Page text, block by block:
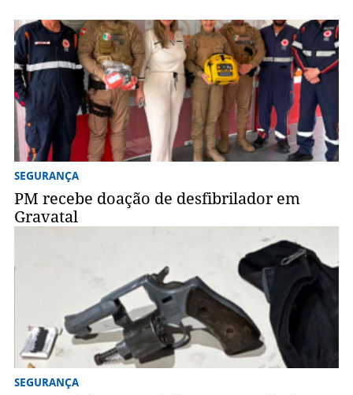
SEGURANÇA
PM recebe doação de desfibrilador em
Gravatal
SEGURANÇA